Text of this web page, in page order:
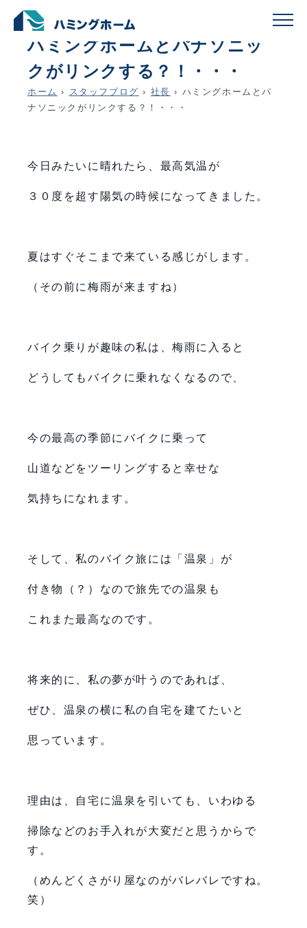
schedule
ハミングホームとパナソニッ
クがリンクする？！・・・
ホーム › スタッフブログ › 社長 › ハミングホームとパ
ナソニックがリンクする？！・・・
今日みたいに晴れたら、最高気温が
３０度を超す陽気の時候になってきました。
夏はすぐそこまで来ている感じがします。
（その前に梅雨が来ますね）
バイク乗りが趣味の私は、梅雨に入ると
どうしてもバイクに乗れなくなるので、
今の最高の季節にバイクに乗って
山道などをツーリングすると幸せな
気持ちになれます。
そして、私のバイク旅には「温泉」が
付き物（？）なので旅先での温泉も
これまた最高なのです。
将来的に、私の夢が叶うのであれば、
ぜひ、温泉の横に私の自宅を建てたいと
思っています。
理由は、自宅に温泉を引いても、いわゆる
掃除などのお手入れが大変だと思うからで
す。
（めんどくさがり屋なのがバレバレですね。
笑）